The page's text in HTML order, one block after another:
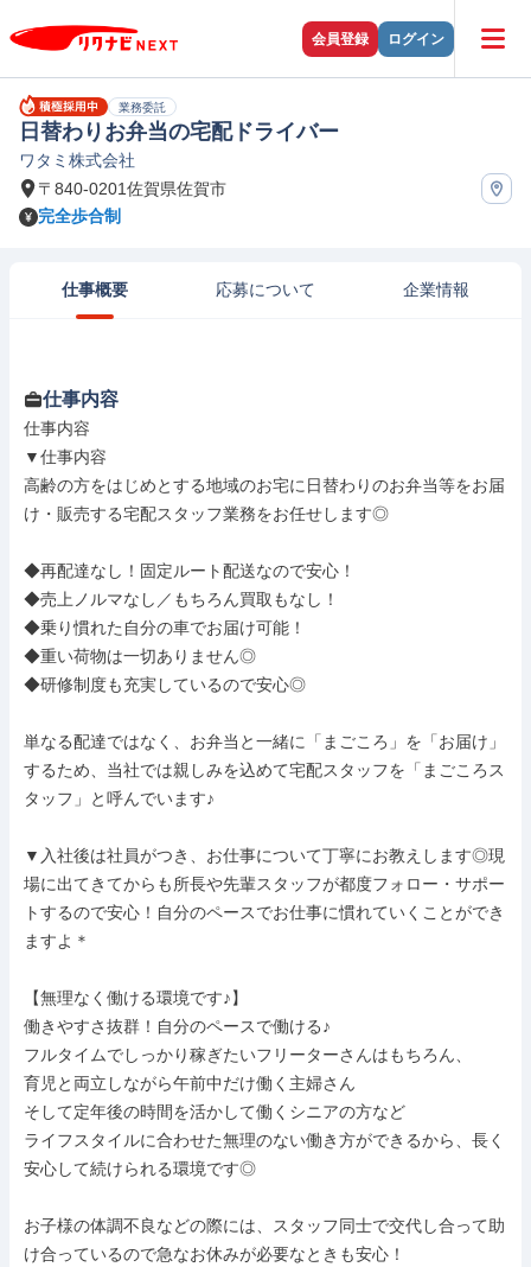
会員登録 ログイン
業務委託
日替わりお弁当の宅配ドライバー
ワタミ株式会社
〒840-0201佐賀県佐賀市
完全歩合制
仕事概要 応募について 企業情報
仕事内容
仕事内容
▼仕事内容
高齢の方をはじめとする地域のお宅に日替わりのお弁当等をお届
け・販売する宅配スタッフ業務をお任せします◎
◆再配達なし！固定ルート配送なので安心！
◆売上ノルマなし／もちろん買取もなし！
◆乗り慣れた自分の車でお届け可能！
◆重い荷物は一切ありません◎
◆研修制度も充実しているので安心◎
単なる配達ではなく、お弁当と一緒に「まごころ」を「お届け」
するため、当社では親しみを込めて宅配スタッフを「まごころス
タッフ」と呼んでいます♪
▼入社後は社員がつき、お仕事について丁寧にお教えします◎現
場に出てきてからも所長や先輩スタッフが都度フォロー・サポー
トするので安心！自分のペースでお仕事に慣れていくことができ
ますよ＊
【無理なく働ける環境です♪】
働きやすさ抜群！自分のペースで働ける♪
フルタイムでしっかり稼ぎたいフリーターさんはもちろん、
育児と両立しながら午前中だけ働く主婦さん
そして定年後の時間を活かして働くシニアの方など
ライフスタイルに合わせた無理のない働き方ができるから、長く
安心して続けられる環境です◎
お子様の体調不良などの際には、スタッフ同士で交代し合って助
け合っているので急なお休みが必要なときも安心！